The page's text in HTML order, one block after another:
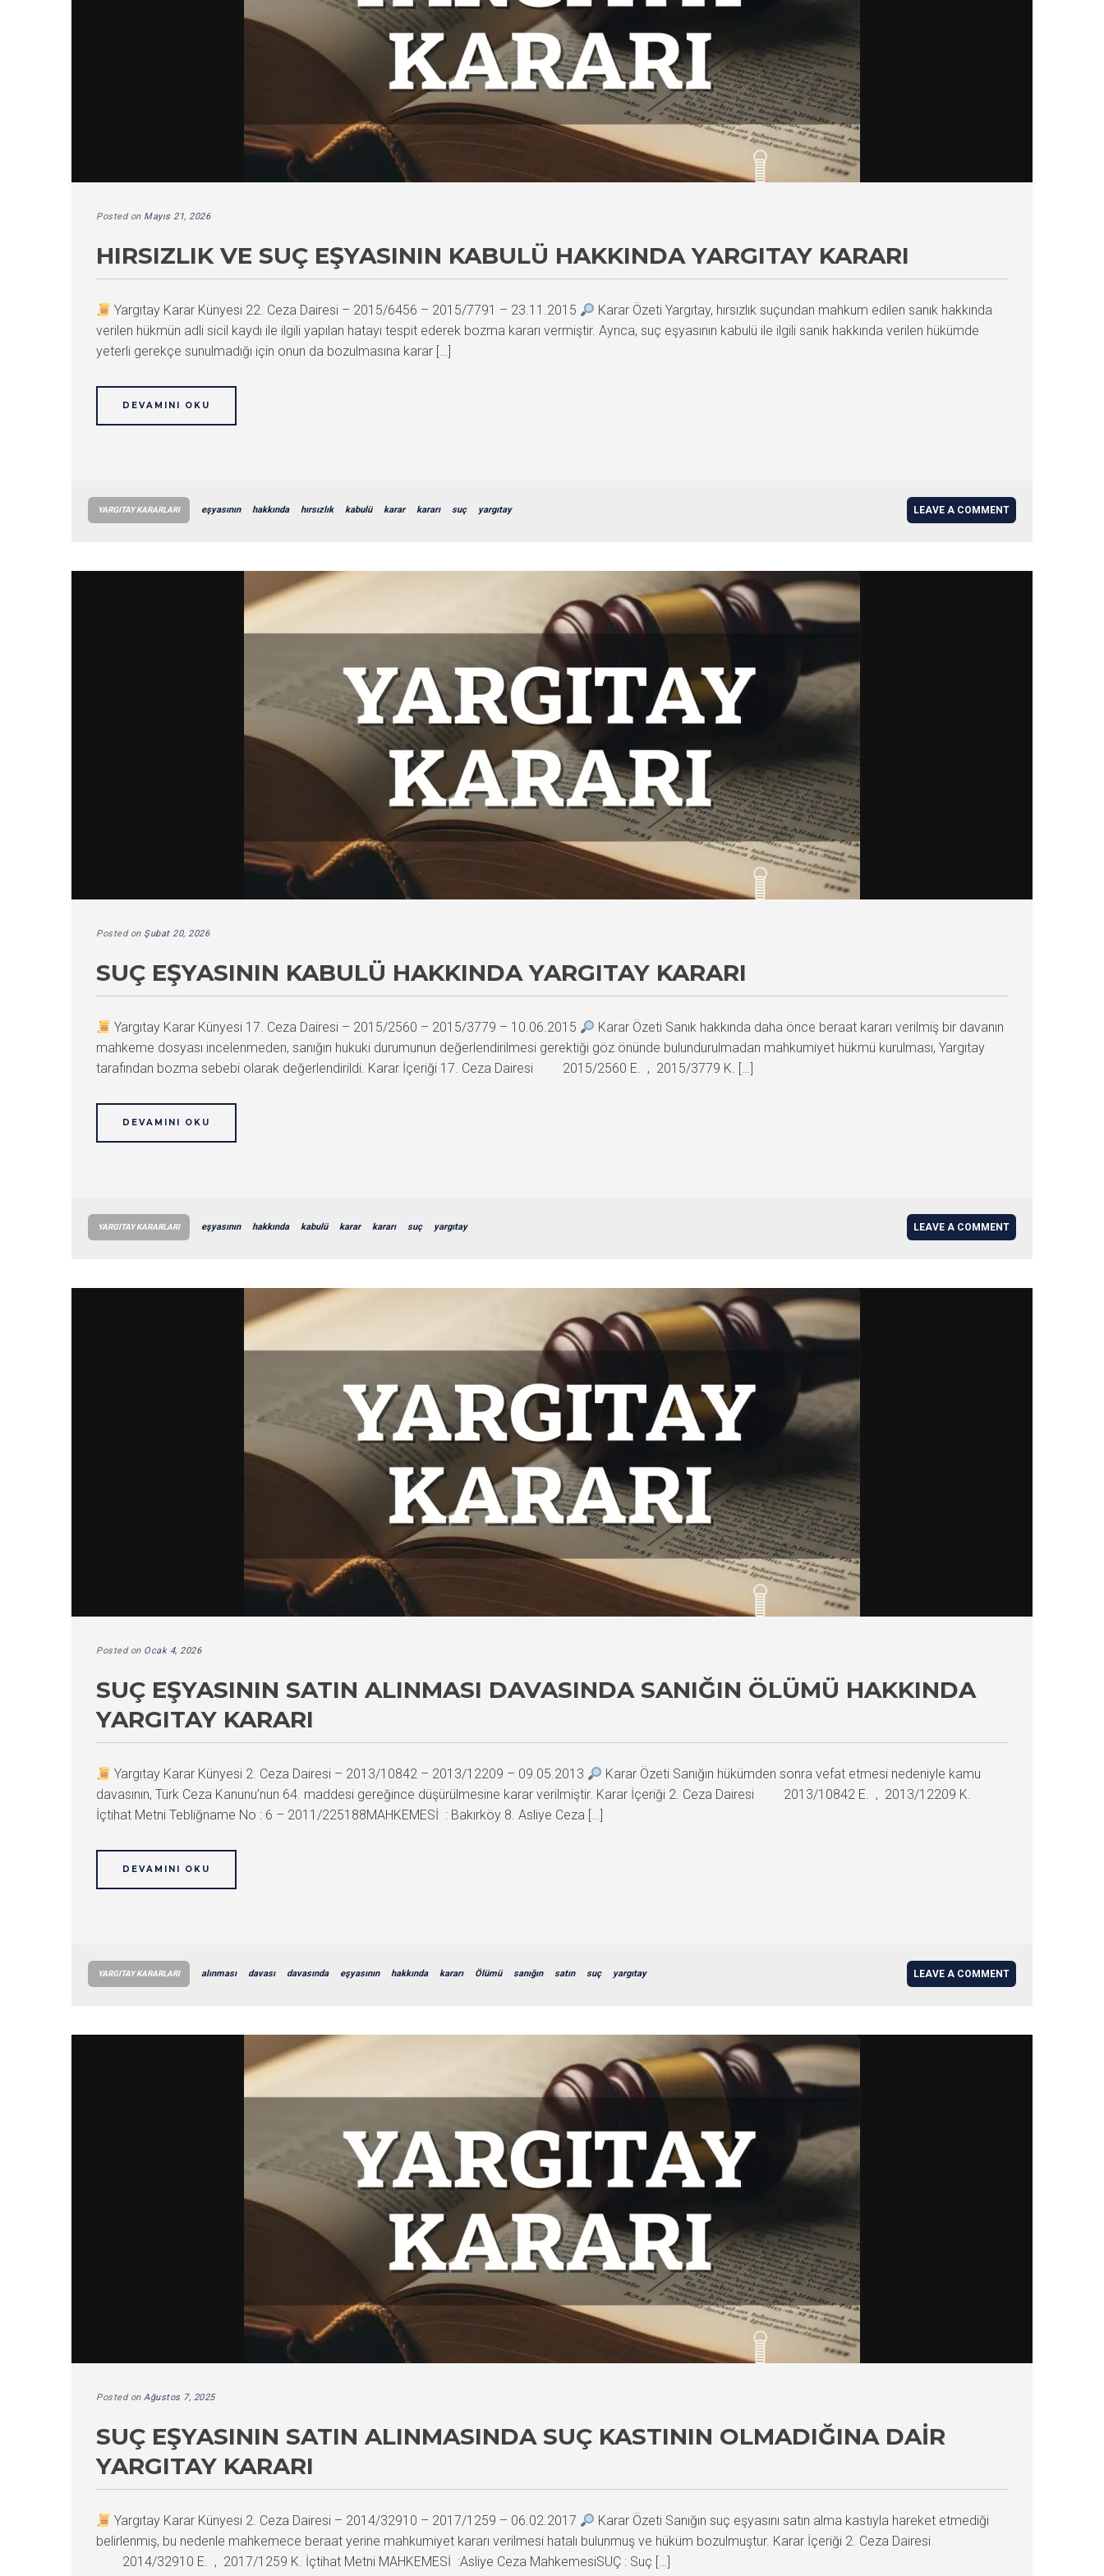
Posted on Mayıs 21, 2026
HIRSIZLIK VE SUÇ EŞYASININ KABULÜ HAKKINDA YARGITAY KARARI
Yargıtay Karar Künyesi 22. Ceza Dairesi – 2015/6456 – 2015/7791 – 23.11.2015
Karar Özeti Yargıtay, hırsızlık suçundan mahkum edilen sanık hakkında
verilen hükmün adli sicil kaydı ile ilgili yapılan hatayı tespit ederek bozma kararı vermiştir. Ayrıca, suç eşyasının kabulü ile ilgili sanık hakkında verilen hükümde
yeterli gerekçe sunulmadığı için onun da bozulmasına karar […]
DEVAMINI OKU
YARGITAY KARARLARI eşyasının hakkında hırsızlık kabulü karar kararı suç yargıtay LEAVE A COMMENT
Posted on Şubat 20, 2026
SUÇ EŞYASININ KABULÜ HAKKINDA YARGITAY KARARI
Yargıtay Karar Künyesi 17. Ceza Dairesi – 2015/2560 – 2015/3779 – 10.06.2015
Karar Özeti Sanık hakkında daha önce beraat kararı verilmiş bir davanın
mahkeme dosyası incelenmeden, sanığın hukuki durumunun değerlendirilmesi gerektiği göz önünde bulundurulmadan mahkumiyet hükmü kurulması, Yargıtay
tarafından bozma sebebi olarak değerlendirildi. Karar İçeriği 17. Ceza Dairesi 2015/2560 E. , 2015/3779 K. […]
DEVAMINI OKU
YARGITAY KARARLARI eşyasının hakkında kabulü karar kararı suç yargıtay LEAVE A COMMENT
Posted on Ocak 4, 2026
SUÇ EŞYASININ SATIN ALINMASI DAVASINDA SANIĞIN ÖLÜMÜ HAKKINDA
YARGITAY KARARI
Yargıtay Karar Künyesi 2. Ceza Dairesi – 2013/10842 – 2013/12209 – 09.05.2013
Karar Özeti Sanığın hükümden sonra vefat etmesi nedeniyle kamu
davasının, Türk Ceza Kanunu’nun 64. maddesi gereğince düşürülmesine karar verilmiştir. Karar İçeriği 2. Ceza Dairesi 2013/10842 E. , 2013/12209 K.
İçtihat Metni Tebliğname No : 6 – 2011/225188MAHKEMESİ : Bakırköy 8. Asliye Ceza […]
DEVAMINI OKU
YARGITAY KARARLARI alınması davası davasında eşyasının hakkında kararı Ölümü sanığın satın suç yargıtay LEAVE A COMMENT
Posted on Ağustos 7, 2025
SUÇ EŞYASININ SATIN ALINMASINDA SUÇ KASTININ OLMADIĞINA DAIR
YARGITAY KARARI
Yargıtay Karar Künyesi 2. Ceza Dairesi – 2014/32910 – 2017/1259 – 06.02.2017
Karar Özeti Sanığın suç eşyasını satın alma kastıyla hareket etmediği
belirlenmiş, bu nedenle mahkemece beraat yerine mahkumiyet kararı verilmesi hatalı bulunmuş ve hüküm bozulmuştur. Karar İçeriği 2. Ceza Dairesi
2014/32910 E. , 2017/1259 K. İçtihat Metni MAHKEMESİ :Asliye Ceza MahkemesiSUÇ : Suç […]